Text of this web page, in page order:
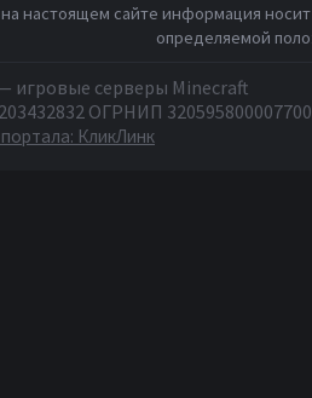
настоящем сайте информация
определяемой
игровые серверы Minecraft
ОГРНИП 320595800007700
КликЛинк